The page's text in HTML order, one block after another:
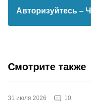
Авторизуйтесь –
Смотрите также
31 июля 2026 10